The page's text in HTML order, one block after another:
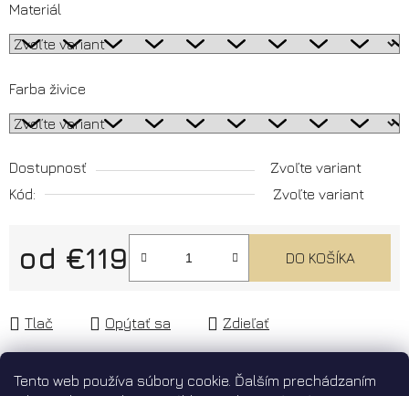
Tento web používa súbory cookie. Ďalším prechádzaním
Materiál
Farba živice
Dostupnosť
Zvoľte variant
Kód:
Zvoľte variant
od €119
Jednotková cena:
DO KOŠÍKA
Tlač Opýtať sa Zdieľať